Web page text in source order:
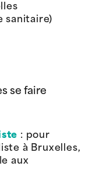
sanitaire)
se faire
: pour
à Bruxelles,
aux